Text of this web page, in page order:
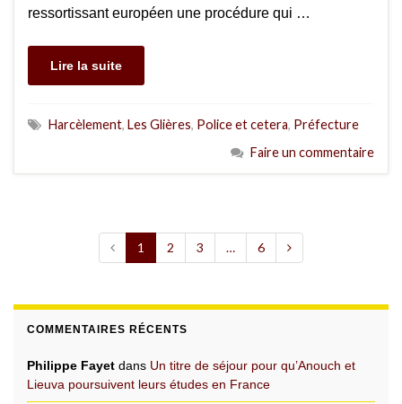
ressortissant européen une procédure qui …
Lire la suite
Harcèlement, Les Glières, Police et cetera, Préfecture
Faire un commentaire
1 2 3 … 6
COMMENTAIRES RÉCENTS
Philippe Fayet dans Un titre de séjour pour qu’Anouch et
Lieuva poursuivent leurs études en France